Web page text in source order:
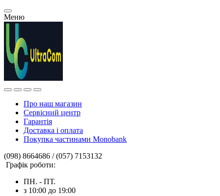
Меню
Про наш магазин
Сервісний центр
Гарантія
Доставка і оплата
Покупка частинами Monobank
(098) 8664686 / (057) 7153132
Графік роботи:
ПН. - ПТ.
з 10:00 до 19:00